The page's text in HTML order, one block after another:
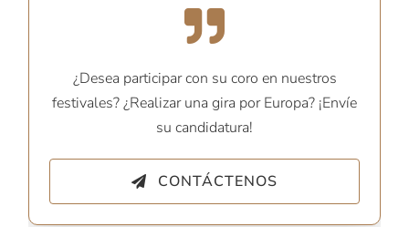
¿Desea participar con su coro en nuestros
festivales? ¿Realizar una gira por Europa? ¡Envíe
su candidatura!
CONTÁCTENOS